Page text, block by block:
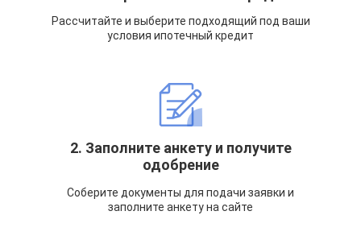
Рассчитайте и выберите подходящий под ваши
условия ипотечный кредит
2. Заполните анкету и получите
одобрение
Соберите документы для подачи заявки и
заполните анкету на сайте